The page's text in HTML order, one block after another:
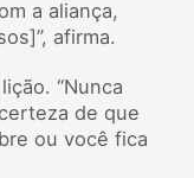
a aliança,
afirma.
“Nunca
de que
ou você fica